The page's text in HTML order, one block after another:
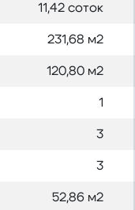
11,42 соток
231,68 м2
120,80 м2
1
3
3
52,86 м2